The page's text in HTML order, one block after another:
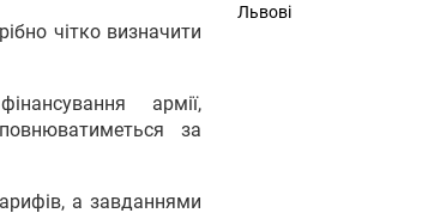
чітко визначити
армії,
за
а завданнями
Львові